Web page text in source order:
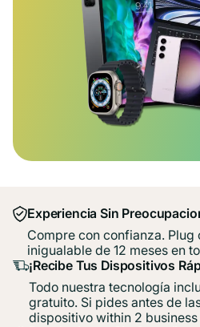
Experiencia Sin
Compre con confianza.
inigualable de 12 meses en
¡Recibe Tus Dispositivos
Todo nuestra tecnología
gratuito. Si pides antes de
dispositivo within 2 business